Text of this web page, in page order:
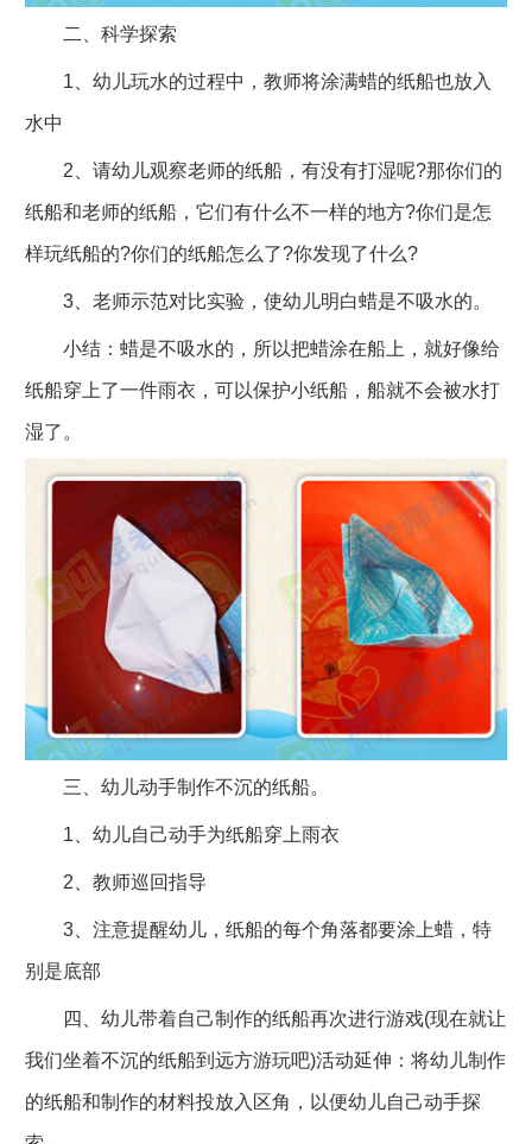
二、科学探索
1、幼儿玩水的过程中，教师将涂满蜡的纸船也放入
水中
2、请幼儿观察老师的纸船，有没有打湿呢?那你们的
纸船和老师的纸船，它们有什么不一样的地方?你们是怎
样玩纸船的?你们的纸船怎么了?你发现了什么?
3、老师示范对比实验，使幼儿明白蜡是不吸水的。
小结：蜡是不吸水的，所以把蜡涂在船上，就好像给
纸船穿上了一件雨衣，可以保护小纸船，船就不会被水打
湿了。
三、幼儿动手制作不沉的纸船。
1、幼儿自己动手为纸船穿上雨衣
2、教师巡回指导
3、注意提醒幼儿，纸船的每个角落都要涂上蜡，特
别是底部
四、幼儿带着自己制作的纸船再次进行游戏(现在就让
我们坐着不沉的纸船到远方游玩吧)活动延伸：将幼儿制作
的纸船和制作的材料投放入区角，以便幼儿自己动手探